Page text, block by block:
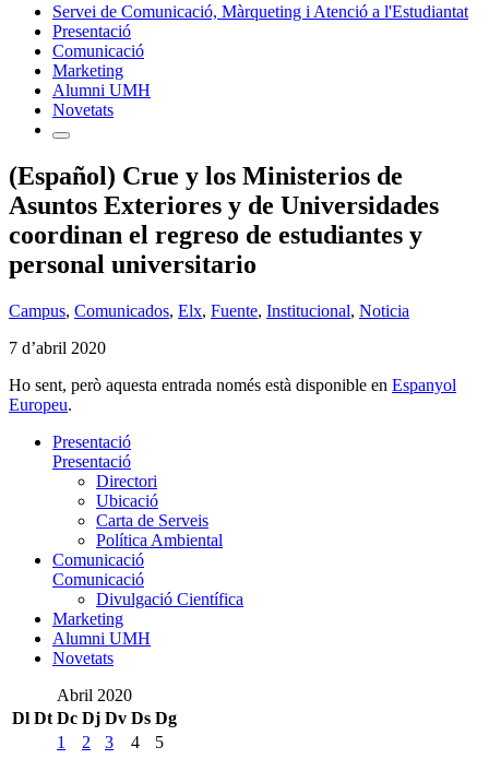
Servei de Comunicació, Màrqueting i Atenció a l'Estudiantat
Presentació
Comunicació
Marketing
Alumni UMH
Novetats
(Español) Crue y los Ministerios de
Asuntos Exteriores y de Universidades
coordinan el regreso de estudiantes y
personal universitario
Campus, Comunicados, Elx, Fuente, Institucional, Noticia
7 d’abril 2020
Ho sent, però aquesta entrada només està disponible en Espanyol
Europeu.
Presentació
Presentació
Directori
Ubicació
Carta de Serveis
Política Ambiental
Comunicació
Comunicació
Divulgació Científica
Marketing
Alumni UMH
Novetats
Abril 2020
Dl Dt Dc Dj Dv Ds Dg
1
2 3 4
5